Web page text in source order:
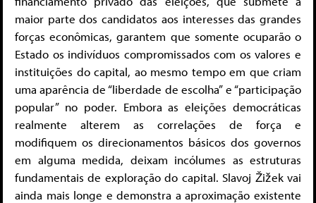
maior parte dos candidatos aos interesses das grandes
forças econômicas, garantem que somente ocuparão o
Estado os indivíduos compromissados com os valores e
instituições do capital, ao mesmo tempo em que criam
uma aparência de “liberdade de escolha” e “participação
popular” no poder. Embora as eleições democráticas
realmente alterem as correlações de força e
modifiquem os direcionamentos básicos dos governos
em alguma medida, deixam incólumes as estruturas
fundamentais de exploração do capital. Slavoj Žižek vai
ainda mais longe e demonstra a aproximação existente